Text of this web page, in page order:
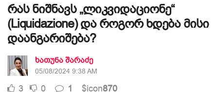
რას ნიშნავს „ლიკვიდაციონე“
(Liquidazione) და როგორ ხდება მისი
დაანგარიშება?
ხათუნა შარაძე
05/08/2024 9:38 AM
3 0 1 $icon870